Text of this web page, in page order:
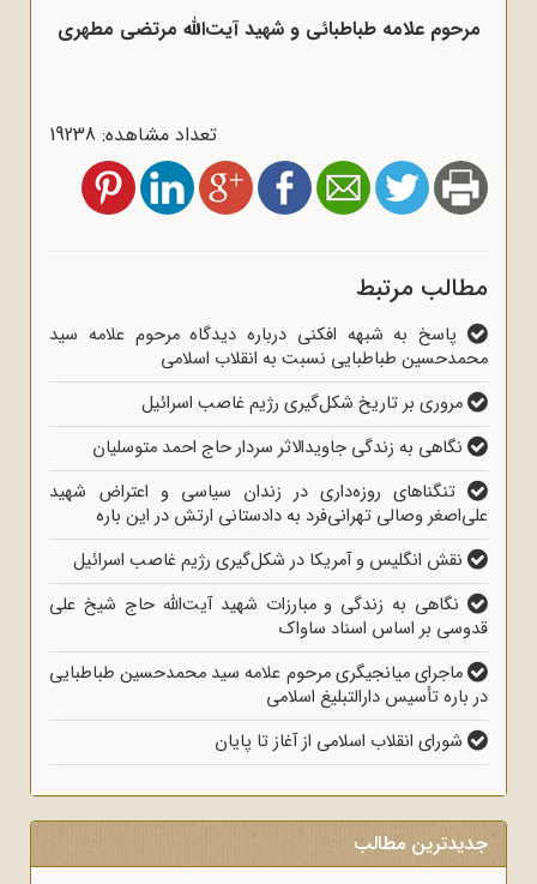
مرحوم علامه طباطبائی و شهید آیت‌الله مرتضی مطهری
تعداد مشاهده: 19238
مطالب مرتبط
پاسخ به شبهه افکنی درباره دیدگاه مرحوم علامه سید
محمدحسین طباطبایی نسبت به انقلاب اسلامی
مروری بر تاریخ شکل‌گیری رژیم غاصب اسرائیل
نگاهی به زندگی جاوید‌الاثر سردار حاج احمد متوسلیان
تنگناهای روزه‌داری در زندان سیاسی و اعتراض شهید
علی‌اصغر وصالی تهرانی‌فرد به دادستانی ارتش در این باره
نقش انگلیس و آمریکا در شکل‌گیری رژیم غاصب اسرائیل
نگاهی به زندگی و مبارزات شهید آیت‌الله حاج شیخ علی
قدوسی بر اساس اسناد ساواک
ماجرای میانجیگری مرحوم علامه سید محمدحسین طباطبایی
در باره تأسیس دارالتبلیغ اسلامی
شورای انقلاب اسلامی از آغاز تا پایان
جدیدترین مطالب